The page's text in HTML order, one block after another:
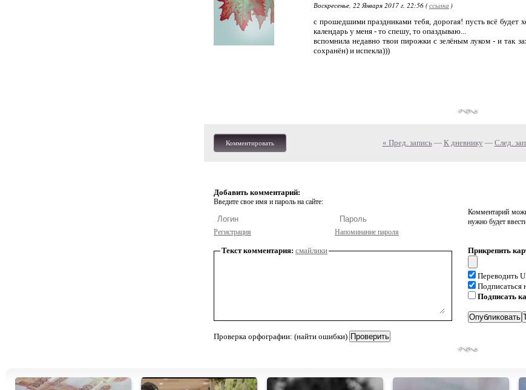
Воскресенье, 22 Января 2017 г. 22:56 (ссылка )
с прошедшими праздниками тебя, дорогая! пусть всё будет
календарь у меня - то спешу, то опаздываю...
вспомнила недавно твои пирожки с зелёным луком - и так
сохранён) и испекла)))
Комментировать « Пред. запись— К дневнику — След.
Добавить комментарий:
Введите свое имя и пароль на сайте:
Регистрация Напоминание пароля
Комментарий
нужно будет
Текст комментария: смайлики
Проверка орфографии: (найти ошибки)
Прикрепить
Переводить
Подписаться
Подписать